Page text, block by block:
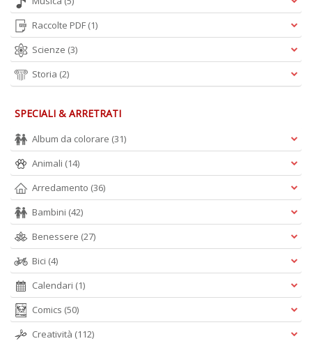
Raccolte PDF (1)
Scienze (3)
Storia (2)
SPECIALI & ARRETRATI
Album da colorare (31)
Animali (14)
Arredamento (36)
Bambini (42)
Benessere (27)
Bici (4)
Calendari (1)
Comics (50)
Creatività (112)